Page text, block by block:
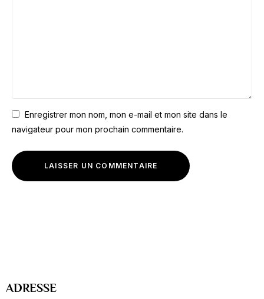
Enregistrer mon nom, mon e-mail et mon site dans le
navigateur pour mon prochain commentaire.
ADRESSE